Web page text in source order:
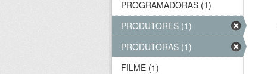
PROGRAMADORAS (1)
PRODUTORES (1)
PRODUTORAS (1)
FILME (1)